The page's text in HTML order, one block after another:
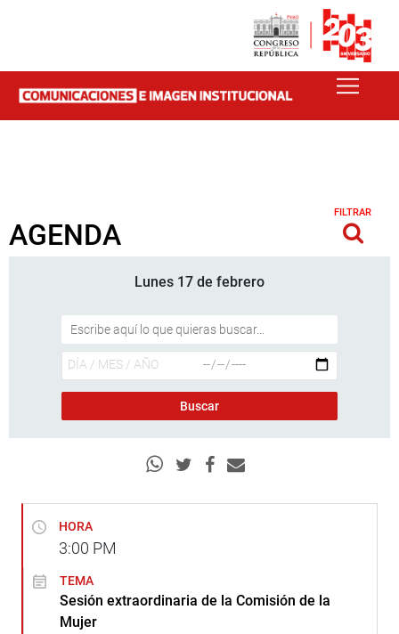
AGENDA
FILTRAR
Lunes 17 de febrero
HORA
3:00 PM
TEMA
Sesión extraordinaria de la Comisión de la
Mujer